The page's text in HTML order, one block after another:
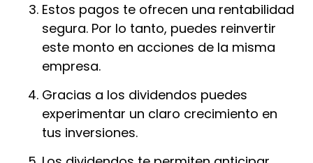
Estos pagos te ofrecen una rentabilidad
segura. Por lo tanto, puedes reinvertir
este monto en acciones de la misma
empresa.
Gracias a los dividendos puedes
experimentar un claro crecimiento en
tus inversiones.